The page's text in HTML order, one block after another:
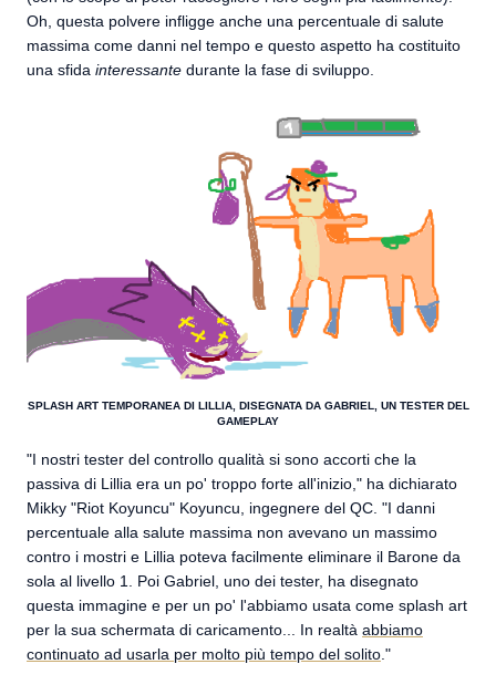
Oh, questa polvere infligge anche una percentuale di salute
massima come danni nel tempo e questo aspetto ha costituito
una sfida interessante durante la fase di sviluppo.
SPLASH ART TEMPORANEA DI LILLIA, DISEGNATA DA GABRIEL, UN TESTER DEL
GAMEPLAY
"I nostri tester del controllo qualità si sono accorti che la
passiva di Lillia era un po' troppo forte all'inizio," ha dichiarato
Mikky "Riot Koyuncu" Koyuncu, ingegnere del QC. "I danni
percentuale alla salute massima non avevano un massimo
contro i mostri e Lillia poteva facilmente eliminare il Barone da
sola al livello 1. Poi Gabriel, uno dei tester, ha disegnato
questa immagine e per un po' l'abbiamo usata come splash art
per la sua schermata di caricamento... In realtà abbiamo
continuato ad usarla per molto più tempo del solito ."